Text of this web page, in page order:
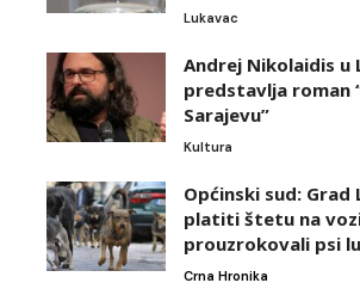
Lukavac
Andrej Nikolaidis u
predstavlja roman
Sarajevu”
Kultura
Općinski sud: Grad
platiti štetu na
prouzrokovali psi
Crna Hronika